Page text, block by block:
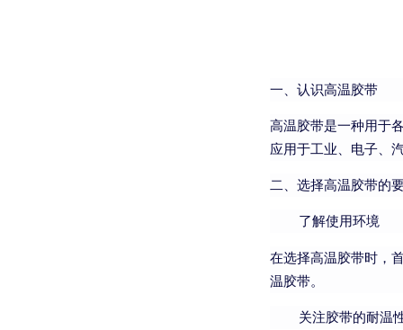
一、认识高温胶带
高温胶带是一种用于
应用于工业、电子、
二、选择高温胶带的
了解使用环境
在选择高温胶带时，
温胶带。
关注胶带的耐温